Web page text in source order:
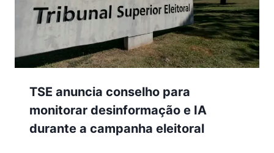
TSE anuncia conselho para
monitorar desinformação e IA
durante a campanha eleitoral